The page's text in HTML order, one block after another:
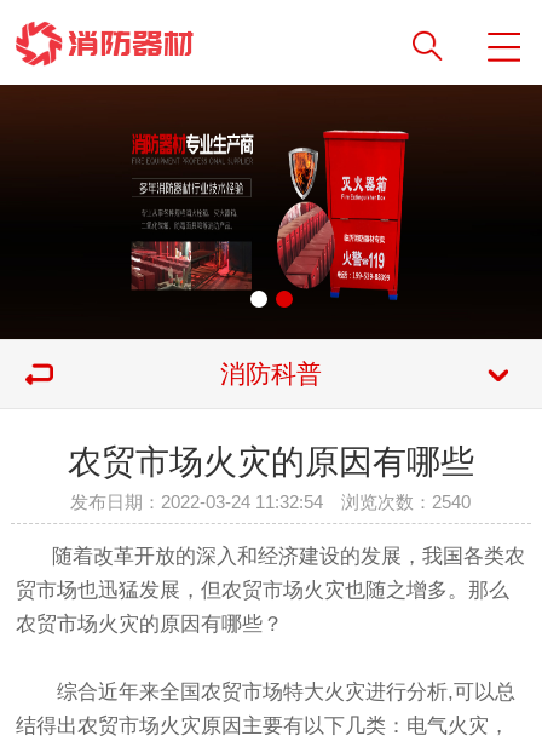
消防科普
农贸市场火灾的原因有哪些
发布日期：2022-03-24 11:32:54 浏览次数： 2540
随着改革开放的深入和经济建设的发展，我国各类农
贸市场也迅猛发展，但农贸市场火灾也随之增多。那么
农贸市场火灾的原因有哪些？
综合近年来全国农贸市场特大火灾进行分析,可以总
结得出农贸市场火灾原因主要有以下几类：电气火灾，